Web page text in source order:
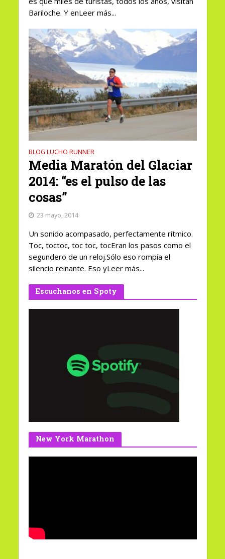
Bariloche. Y enLeer más...
BLOG LUCHO RUNNER
Media Maratón del Glaciar
2014: “es el pulso de las
cosas”
23 mayo, 2014
Un sonido acompasado, perfectamente rítmico.
Toc, toctoc, toc toc, tocEran los pasos como el
segundero de un reloj.Sólo eso rompía el
silencio reinante. Eso yLeer más...
Escuchanos en Spoty
New York Marathon